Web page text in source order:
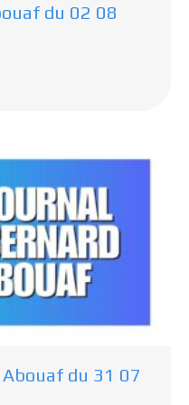
du 02 08
du 31 07